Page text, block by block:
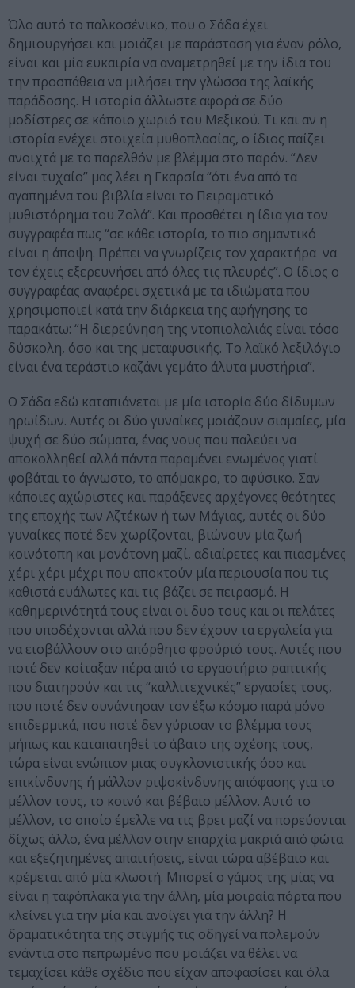
Όλο αυτό το παλκοσένικο, που ο Σάδα έχει
δημιουργήσει και μοιάζει με παράσταση για έναν ρόλο,
είναι και μία ευκαιρία να αναμετρηθεί με την ίδια του
την προσπάθεια να μιλήσει την γλώσσα της λαϊκής
παράδοσης. Η ιστορία άλλωστε αφορά σε δύο
μοδίστρες σε κάποιο χωριό του Μεξικού. Τι και αν η
ιστορία ενέχει στοιχεία μυθοπλασίας, ο ίδιος παίζει
ανοιχτά με το παρελθόν με βλέμμα στο παρόν. “Δεν
είναι τυχαίο” μας λέει η Γκαρσία “ότι ένα από τα
αγαπημένα του βιβλία είναι το Πειραματικό
μυθιστόρημα του Ζολά”. Και προσθέτει η ίδια για τον
συγγραφέα πως “σε κάθε ιστορία, το πιο σημαντικό
είναι η άποψη. Πρέπει να γνωρίζεις τον χαρακτήρα ͘ να
τον έχεις εξερευνήσει από όλες τις πλευρές”. Ο ίδιος ο
συγγραφέας αναφέρει σχετικά με τα ιδιώματα που
χρησιμοποιεί κατά την διάρκεια της αφήγησης το
παρακάτω: “Η διερεύνηση της ντοπιολαλιάς είναι τόσο
δύσκολη, όσο και της μεταφυσικής. Το λαϊκό λεξιλόγιο
είναι ένα τεράστιο καζάνι γεμάτο άλυτα μυστήρια”.
Ο Σάδα εδώ καταπιάνεται με μία ιστορία δύο δίδυμων
ηρωίδων. Αυτές οι δύο γυναίκες μοιάζουν σιαμαίες, μία
ψυχή σε δύο σώματα, ένας νους που παλεύει να
αποκολληθεί αλλά πάντα παραμένει ενωμένος γιατί
φοβάται το άγνωστο, το απόμακρο, το αφύσικο. Σαν
κάποιες αχώριστες και παράξενες αρχέγονες θεότητες
της εποχής των Αζτέκων ή των Μάγιας, αυτές οι δύο
γυναίκες ποτέ δεν χωρίζονται, βιώνουν μία ζωή
κοινότοπη και μονότονη μαζί, αδιαίρετες και πιασμένες
χέρι χέρι μέχρι που αποκτούν μία περιουσία που τις
καθιστά ευάλωτες και τις βάζει σε πειρασμό. Η
καθημερινότητά τους είναι οι δυο τους και οι πελάτες
που υποδέχονται αλλά που δεν έχουν τα εργαλεία για
να εισβάλλουν στο απόρθητο φρούριό τους. Αυτές που
ποτέ δεν κοίταξαν πέρα από το εργαστήριο ραπτικής
που διατηρούν και τις “καλλιτεχνικές” εργασίες τους,
που ποτέ δεν συνάντησαν τον έξω κόσμο παρά μόνο
επιδερμικά, που ποτέ δεν γύρισαν το βλέμμα τους
μήπως και καταπατηθεί το άβατο της σχέσης τους,
τώρα είναι ενώπιον μιας συγκλονιστικής όσο και
επικίνδυνης ή μάλλον ριψοκίνδυνης απόφασης για το
μέλλον τους, το κοινό και βέβαιο μέλλον. Αυτό το
μέλλον, το οποίο έμελλε να τις βρει μαζί να πορεύονται
δίχως άλλο, ένα μέλλον στην επαρχία μακριά από φώτα
και εξεζητημένες απαιτήσεις, είναι τώρα αβέβαιο και
κρέμεται από μία κλωστή. Μπορεί ο γάμος της μίας να
είναι η ταφόπλακα για την άλλη, μία μοιραία πόρτα που
κλείνει για την μία και ανοίγει για την άλλη? Η
δραματικότητα της στιγμής τις οδηγεί να πολεμούν
ενάντια στο πεπρωμένο που μοιάζει να θέλει να
τεμαχίσει κάθε σχέδιο που είχαν αποφασίσει και όλα